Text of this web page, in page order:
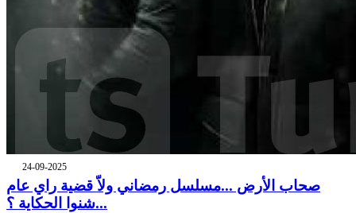
24-09-2025
صحاب الأرض ...مسلسل رمضاني ولاّ قضية راي عام
...شنوا الحكاية ؟